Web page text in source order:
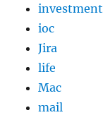
investment
ioc
Jira
life
Mac
mail